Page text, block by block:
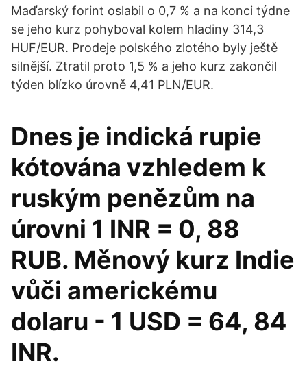
Maďarský forint oslabil o 0,7 % a na konci týdne
se jeho kurz pohyboval kolem hladiny 314,3
HUF/EUR. Prodeje polského zlotého byly ještě
silnější. Ztratil proto 1,5 % a jeho kurz zakončil
týden blízko úrovně 4,41 PLN/EUR.
Dnes je indická rupie
kótována vzhledem k
ruským penězům na
úrovni 1 INR = 0, 88
RUB. Měnový kurz Indie
vůči americkému
dolaru - 1 USD = 64, 84
INR.